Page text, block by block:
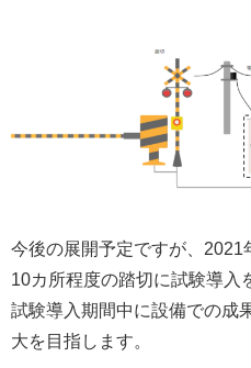
今後の展開予定ですが、
10カ所程度の踏切に試験導入
試験導入期間中に設備での成
大を目指します。